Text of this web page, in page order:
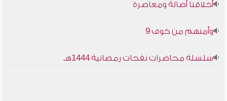
أخلاقنا أصالة ومعاصرة
وأمنهم من خوف 9
سلسلة محاضرات نفحات رمضانية 1444هـ